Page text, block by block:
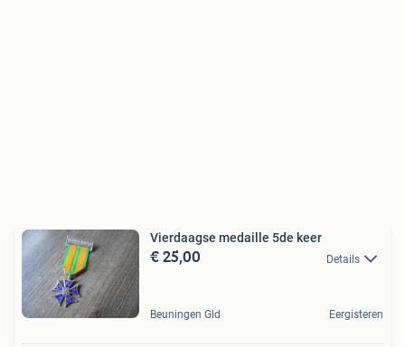
Vierdaagse medaille 5de keer
€ 25,00 Details
Beuningen Gld Eergisteren